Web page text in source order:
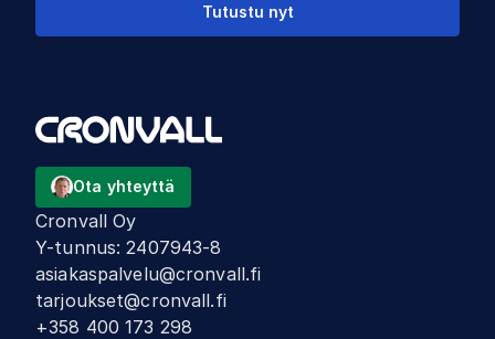
Tutustu nyt
Ota yhteyttä
Cronvall Oy
Y-tunnus:2407943-8
asiakaspalvelu@cronvall.fi
tarjoukset@cronvall.fi
+358 400 173 298